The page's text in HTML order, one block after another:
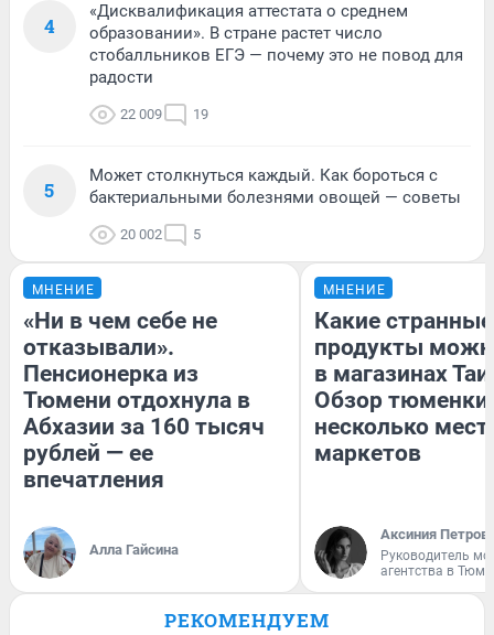
4
«Дисквалификация аттестата о среднем
образовании». В стране растет число
стобалльников ЕГЭ — почему это не повод для
радости
22 009 19
5
Может столкнуться каждый. Как бороться с
бактериальными болезнями овощей — советы
20 002 5
МНЕНИЕ
«Ни в чем себе не
отказывали».
Пенсионерка из
Тюмени отдохнула в
Абхазии за 160 тысяч
рублей — ее
впечатления
Алла Гайсина
МНЕНИЕ
Какие странные
продукты
в магазинах
Обзор тюменки
несколько
маркетов
Аксиния
Руководитель
агентства в
РЕКОМЕНДУЕМ